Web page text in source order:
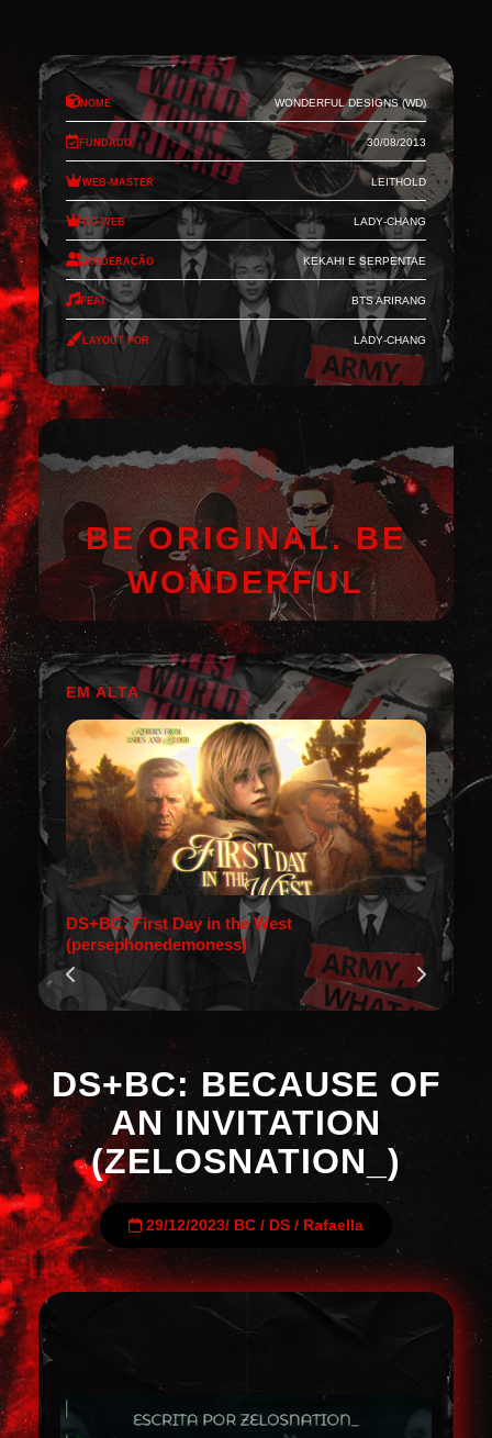
Nome Wonderful Designs (WD)
Fundado 30/08/2013
Web-Master Leithold
Co-Web Lady-Chang
Moderação Kekahi e Serpentae
Feat BTS Arirang
Layout por Lady-Chang
BE ORIGINAL. BE
WONDERFUL
EM ALTA
DS+BC: First Day in the West
(persephonedemoness)
DS+BC: BECAUSE OF
AN INVITATION
(ZELOSNATION_)
29/12/2023/ BC / DS / Rafaella